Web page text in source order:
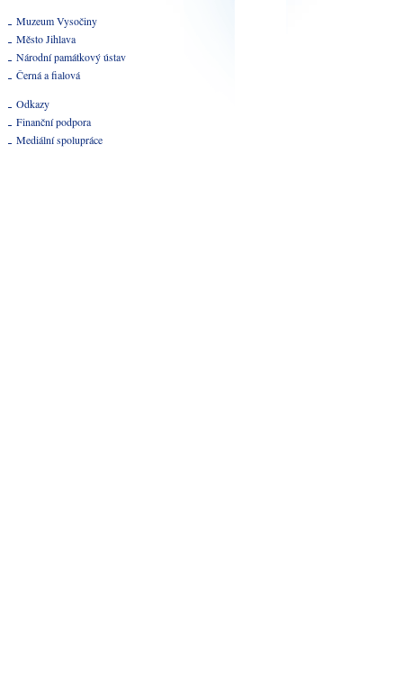
Muzeum Vysočiny
Město Jihlava
Národní památkový ústav
Černá a fialová
Odkazy
Finanční podpora
Mediální spolupráce